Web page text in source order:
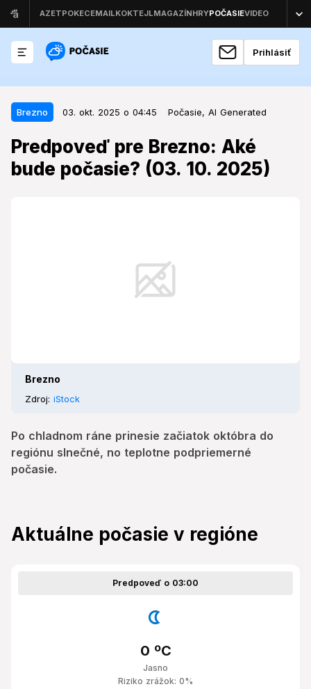
Prihlásiť
Brezno 03. okt. 2025 o 04:45 Počasie, AI Generated
Predpoveď pre Brezno: Aké
bude počasie? (03. 10. 2025)
Brezno
Zdroj: iStock
Po chladnom ráne prinesie začiatok októbra do
regiónu slnečné, no teplotne podpriemerné
počasie.
Brezno 03. okt. 2025 o 04:45
Predpoveď pre Brezno: Aké bude
počasie? (03. 10. 2025)
Aktuálne počasie v regióne
Predpoveď o 03:00
Jasno
0 ºC
Riziko zrážok: 0%